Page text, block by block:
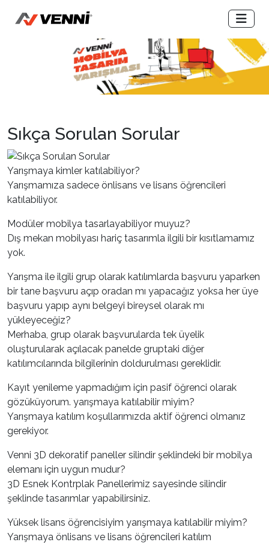
Next
Sıkça Sorulan Sorular
Yarışmaya kimler katılabiliyor?
Yarışmamıza sadece önlisans ve lisans öğrencileri
katılabiliyor.
Modüler mobilya tasarlayabiliyor muyuz?
Dış mekan mobilyası hariç tasarımla ilgili bir kısıtlamamız
yok.
Yarışma ile ilgili grup olarak katılımlarda başvuru yaparken
bir tane başvuru açıp oradan mı yapacağız yoksa her üye
başvuru yapıp aynı belgeyi bireysel olarak mı
yükleyeceğiz?
Merhaba, grup olarak başvurularda tek üyelik
oluşturularak açılacak panelde gruptaki diğer
katılımcılarında bilgilerinin doldurulması gereklidir.
Kayıt yenileme yapmadığım için pasif öğrenci olarak
gözüküyorum. yarışmaya katılabilir miyim?
Yarışmaya katılım koşullarımızda aktif öğrenci olmanız
gerekiyor.
Venni 3D dekoratif paneller silindir şeklindeki bir mobilya
elemanı için uygun mudur?
3D Esnek Kontrplak Panellerimiz sayesinde silindir
şeklinde tasarımlar yapabilirsiniz.
Yüksek lisans öğrencisiyim yarışmaya katılabilir miyim?
Yarışmaya önlisans ve lisans öğrencileri katılım